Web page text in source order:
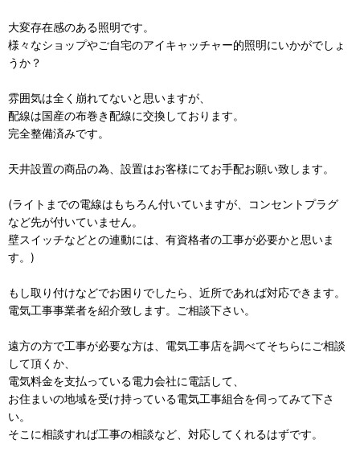
大変存在感のある照明です。
様々なショップやご自宅のアイキャッチャー的照明にいかがでしょ
うか？
雰囲気は全く崩れてないと思いますが、
配線は国産の布巻き配線に交換しております。
完全整備済みです。
天井設置の商品の為、設置はお客様にてお手配お願い致します。
(ライトまでの電線はもちろん付いていますが、コンセントプラグ
など先が付いていません。
壁スイッチなどとの連動には、有資格者の工事が必要かと思いま
す。)
もし取り付けなどでお困りでしたら、近所であれば対応できます。
電気工事事業者を紹介致します。ご相談下さい。
遠方の方で工事が必要な方は、電気工事店を調べてそちらにご相談
して頂くか、
電気料金を支払っている電力会社に電話して、
お住まいの地域を受け持っている電気工事組合を伺ってみて下さ
い。
そこに相談すれば工事の相談など、対応してくれるはずです。